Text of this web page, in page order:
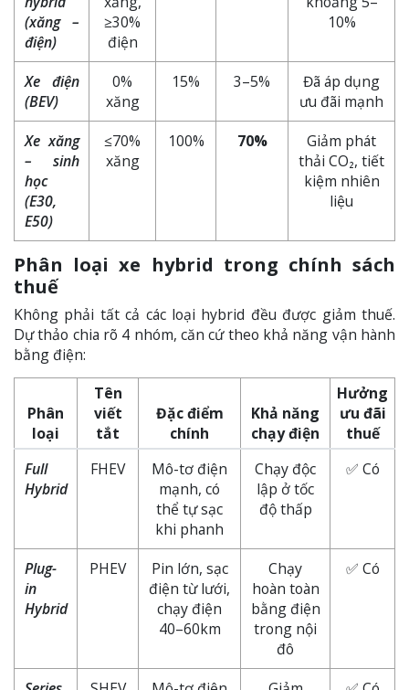
(xăng –
điện)
≥30%
điện
10%
Xe điện
(BEV)
0%
xăng
15% 3–5%
Đã áp dụng
ưu đãi mạnh
Xe xăng
– sinh
học
(E30,
E50)
≤70%
xăng
100% 70%
Giảm phát
thải CO₂, tiết
kiệm nhiên
liệu
Phân loại xe hybrid trong chính sách
thuế
Không phải tất cả các loại hybrid đều được giảm thuế.
Dự thảo chia rõ 4 nhóm, căn cứ theo khả năng vận hành
bằng điện:
Phân
loại
Tên
viết
tắt
Đặc điểm
chính
Khả năng
chạy điện
Hưởng
ưu đãi
thuế
Full
Hybrid
FHEV
Mô-tơ điện
mạnh, có
thể tự sạc
khi phanh
Chạy độc
lập ở tốc
độ thấp
✅ Có
Plug-
in
Hybrid
PHEV
Pin lớn, sạc
điện từ lưới,
chạy điện
40–60km
Chạy
hoàn toàn
bằng điện
trong nội
đô
✅ Có